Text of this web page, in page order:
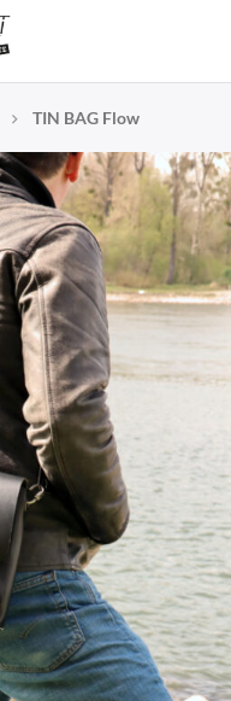
TIN BAG Flow